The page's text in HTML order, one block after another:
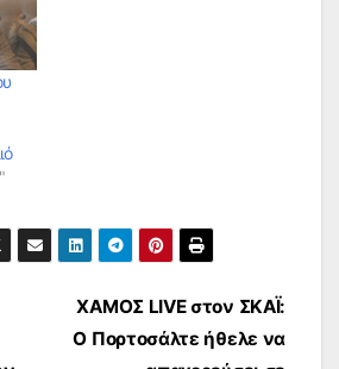
ΧΑΜΟΣ LIVE στον ΣΚΑΪ:
Ο Πορτοσάλτε ήθελε να